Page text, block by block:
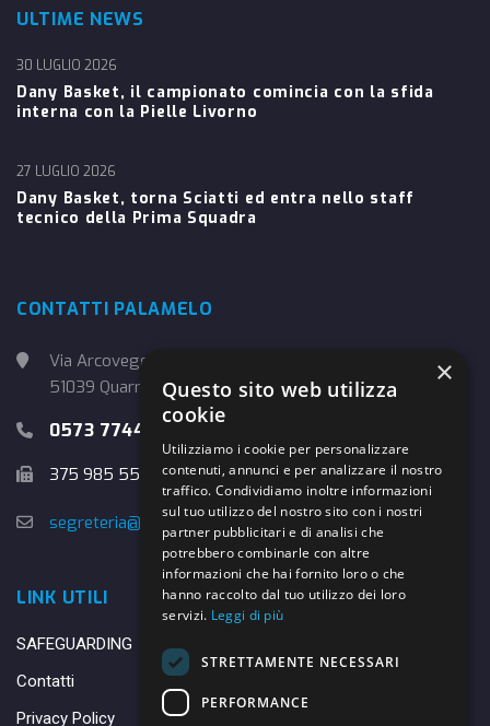
ULTIME NEWS
Dany Basket, il campionato comincia con la sfida
interna con la Pielle Livorno
30 LUGLIO 2026
Dany Basket, torna Sciatti ed entra nello staff
tecnico della Prima Squadra
27 LUGLIO 2026
CONTATTI PALAMELO
Via Arcoveggio, 4
51039 Quarrata (PT)
0573 774457
375 985 5526
segreteria@danybasket.it
LINK UTILI
SAFEGUARDING
Contatti
Privacy Policy
×
Questo sito web utilizza
cookie
Utilizziamo i cookie per personalizzare
contenuti, annunci e per analizzare il nostro
traffico. Condividiamo inoltre informazioni
sul tuo utilizzo del nostro sito con i nostri
partner pubblicitari e di analisi che
potrebbero combinarle con altre
informazioni che hai fornito loro o che
hanno raccolto dal tuo utilizzo dei loro
servizi. Leggi di più
STRETTAMENTE NECESSARI
PERFORMANCE